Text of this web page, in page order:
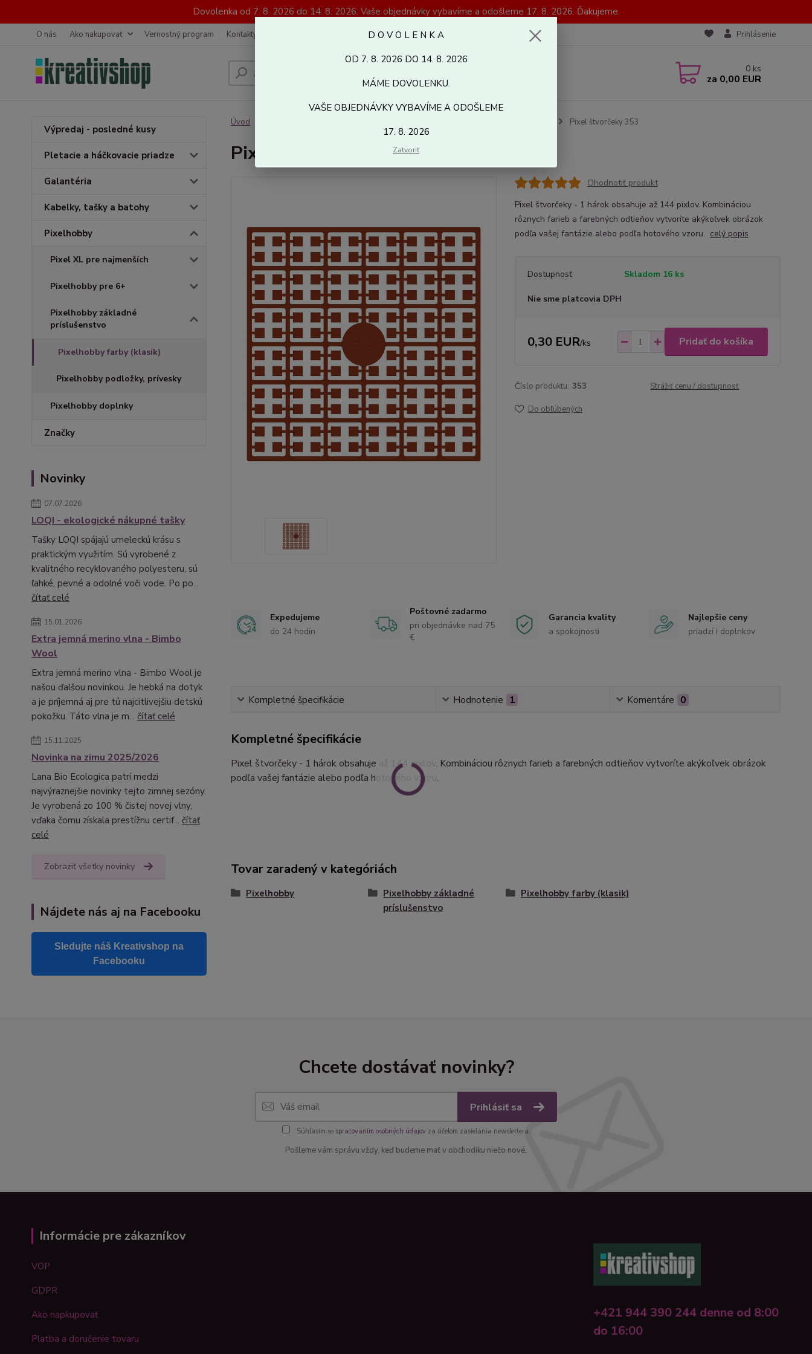
Dovolenka od 7. 8. 2026 do 14. 8. 2026. Vaše objednávky vybavíme a odošleme 17. 8. 2026. Ďakujeme.
O nás Ako nakupovať Vernostný program Kontakty Prihlásenie
0 ks
za 0,00 EUR
Výpredaj - posledné kusy
Pletacie a háčkovacie priadze
Galantéria
Kabelky, tašky a batohy
Pixelhobby
Pixel XL pre najmenších
Pixelhobby pre 6+
Pixelhobby základné
príslušenstvo
Pixelhobby farby (klasik)
Pixelhobby podložky, prívesky
Pixelhobby doplnky
Značky
Novinky
07.07.2026
LOQI - ekologické nákupné tašky
Tašky LOQI spájajú umeleckú krásu s
praktickým využitím. Sú vyrobené z
kvalitného recyklovaného polyesteru, sú
ľahké, pevné a odolné voči vode. Po po...
čítať celé
15.01.2026
Extra jemná merino vlna - Bimbo
Wool
Extra jemná merino vlna - Bimbo Wool je
našou ďalšou novinkou. Je hebká na dotyk
a je príjemná aj pre tú najcitlivejšiu detskú
pokožku. Táto vlna je m... čítať celé
15.11.2025
Novinka na zimu 2025/2026
Lana Bio Ecologica patrí medzi
najvýraznejšie novinky tejto zimnej sezóny.
Je vyrobená zo 100 % čistej novej vlny,
vďaka čomu získala prestížnu certif... čítať
celé
Zobraziť všetky novinky
Nájdete nás aj na Facebooku
Sledujte náš Kreativshop na
Facebooku
Úvod Pixel štvorčeky 353
Pixel štvorčeky 353
Ohodnotiť produkt
Pixel štvorčeky - 1 hárok obsahuje až 144 pixlov. Kombináciou
rôznych farieb a farebných odtieňov vytvoríte akýkoľvek obrázok
podľa vašej fantázie alebo podľa hotového vzoru. celý popis
Dostupnosť Skladom 16 ks
Nie sme platcovia DPH
0,30 EUR/ks Pridať do košíka
Číslo produktu: 353 Strážiť cenu / dostupnosť
Do obľúbených
Expedujeme
do 24 hodín
Poštovné zadarmo
pri objednávke nad 75
€
Garancia kvality
a spokojnosti
Najlepšie ceny
priadzí i doplnkov
Kompletné špecifikácie Hodnotenie 1 Komentáre 0
Kompletné špecifikácie
Pixel štvorčeky - 1 hárok obsahuje až 144 pixlov. Kombináciou rôznych farieb a farebných odtieňov vytvoríte akýkoľvek obrázok
podľa vašej fantázie alebo podľa hotového vzoru.
Tovar zaradený v kategóriách
Pixelhobby
Pixelhobby základné
príslušenstvo
Pixelhobby farby (klasik)
Chcete dostávať novinky?
Prihlásiť sa
Súhlasím so spracovaním osobných údajovza účelom zasielania newslettera.
Pošleme vám správu vždy, keď budeme mať v obchodíku niečo nové.
Informácie pre zákazníkov
VOP
GDPR
Ako napkupovať
Platba a doručenie tovaru
+421 944 390 244 denne od 8:00
do 16:00
D O V O L E N K A
OD 7. 8. 2026 DO 14. 8. 2026
MÁME DOVOLENKU.
VAŠE OBJEDNÁVKY VYBAVÍME A ODOŠLEME
17. 8. 2026
Zatvoriť